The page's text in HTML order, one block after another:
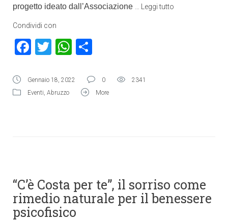
progetto ideato dall’Associazione
Leggi tutto
Condividi con
Facebook
TwitterWhatsApp
Gennaio 18, 2022 0
2341
Eventi, Abruzzo More
“C’è Costa per te”, il sorriso come
rimedio naturale per il benessere
psicofisico